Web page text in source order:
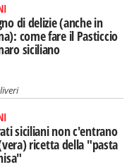
di delizie (anche in
come fare il Pasticcio
siciliano
siciliani non c'entrano
ricetta della "pasta